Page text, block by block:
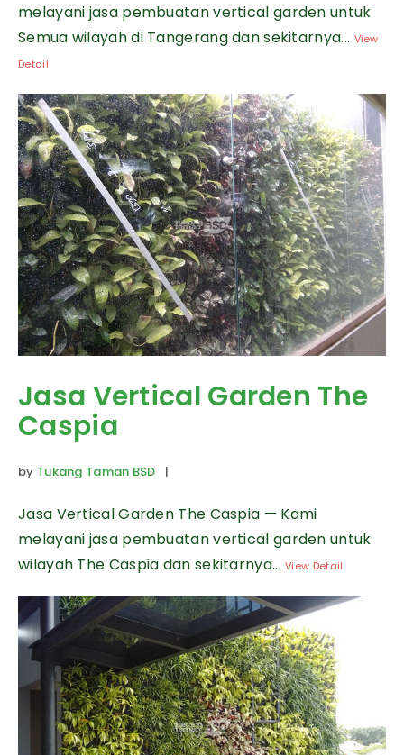
melayani jasa pembuatan vertical garden untuk
Semua wilayah di Tangerang dan sekitarnya... View
Detail
Jasa Vertical Garden The
Caspia
by Tukang Taman BSD |
Jasa Vertical Garden The Caspia — Kami
melayani jasa pembuatan vertical garden untuk
wilayah The Caspia dan sekitarnya...View Detail